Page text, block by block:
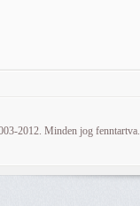
2012. Minden jog fenntartva.